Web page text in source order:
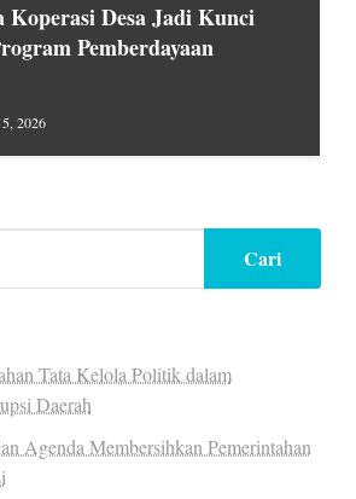
Koperasi Desa Jadi Kunci
Pemberdayaan
2026
Cari
Tata Kelola Politik dalam
Daerah
Agenda Membersihkan Pemerintahan